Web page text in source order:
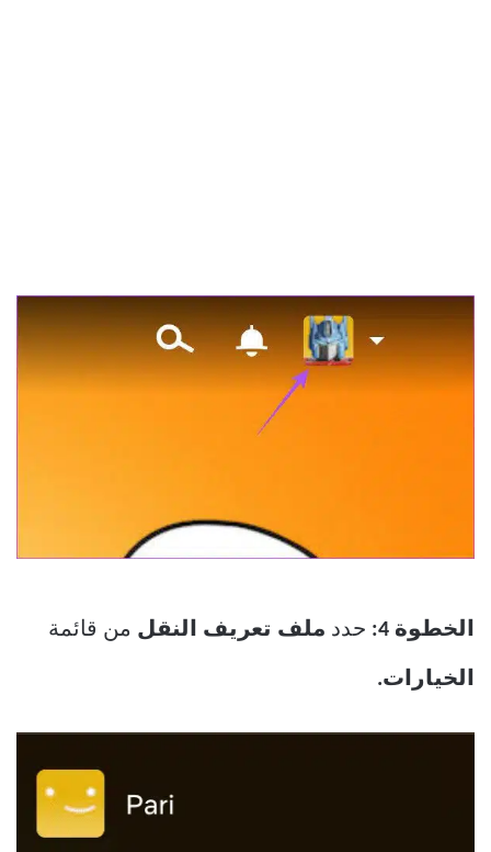
الخطوة 4: حدد ملف تعريف النقل من قائمة
الخيارات.